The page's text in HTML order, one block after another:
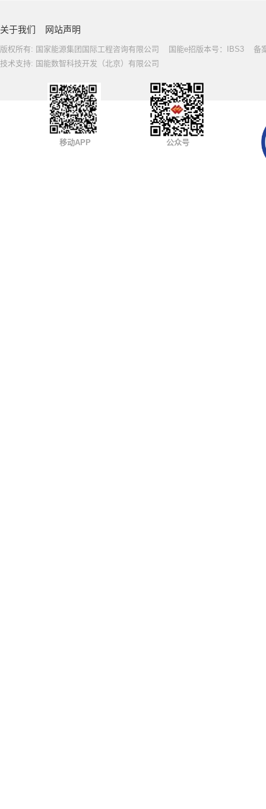
关于我们 网站声明
版权所有: 国家能源集团国际工程咨询有限公司 国能e招版本号：IBS3 备
技术支持: 国能数智科技开发（北京）有限公司
移动APP 公众号